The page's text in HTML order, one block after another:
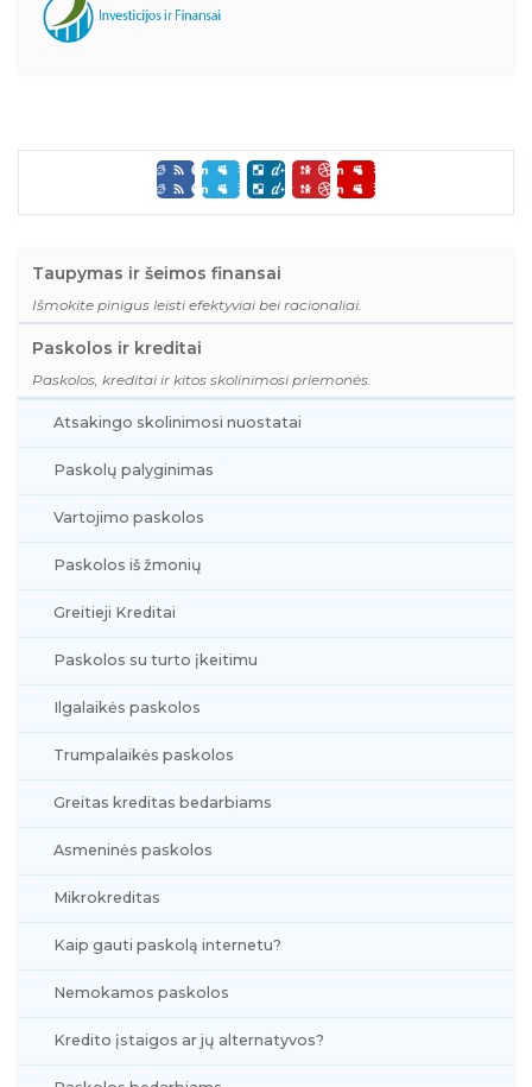
Taupymas ir šeimos finansai
Išmokite pinigus leisti efektyviai bei racionaliai.
Paskolos ir kreditai
Paskolos, kreditai ir kitos skolinimosi priemonės.
Atsakingo skolinimosi nuostatai
Paskolų palyginimas
Vartojimo paskolos
Paskolos iš žmonių
Greitieji Kreditai
Paskolos su turto įkeitimu
Ilgalaikės paskolos
Trumpalaikės paskolos
Greitas kreditas bedarbiams
Asmeninės paskolos
Mikrokreditas
Kaip gauti paskolą internetu?
Nemokamos paskolos
Kredito įstaigos ar jų alternatyvos?